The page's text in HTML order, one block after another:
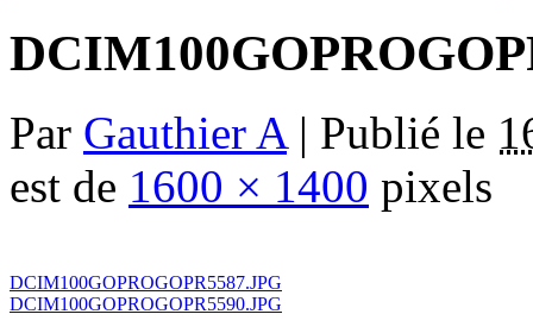
Par Gauthier A | Publié le
est de 1600 × 1400 pixels
DCIM100GOPROGOPR5587.JPG
DCIM100GOPROGOPR5590.JPG